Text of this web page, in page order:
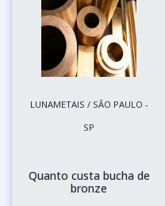
LUNAMETAIS / SÃO PAULO -
SP
Quanto custa bucha de
bronze